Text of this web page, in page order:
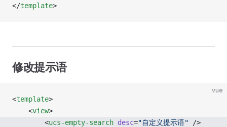
</template>
修改提示语
vue
<template>
	<
view>
		<
ucs-empty-search desc="自定义提示语" />